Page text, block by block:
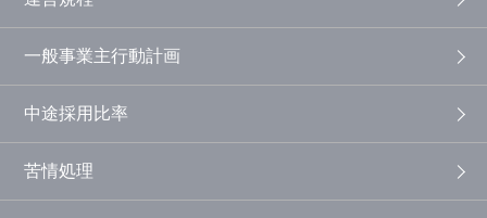
一般事業主行動計画
中途採用比率
苦情処理